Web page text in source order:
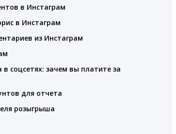
в Инстаграм
в Инстаграм
из Инстаграм
в соцсетях: зачем вы платите за
для отчета
розыгрыша